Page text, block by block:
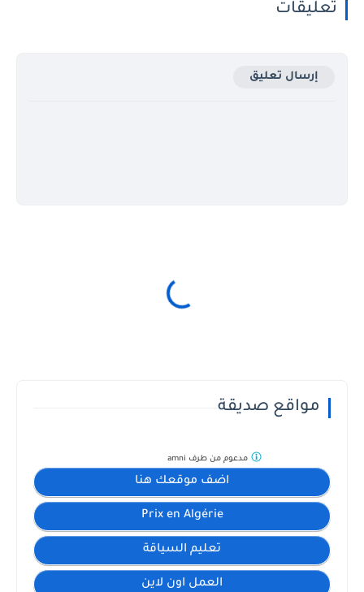
تعليقات
إرسال تعليق
مواقع صديقة
اضف موقعك هنا
Prix en Algérie
تعليم السياقة
العمل اون لاين
مدعوم من طرف amni